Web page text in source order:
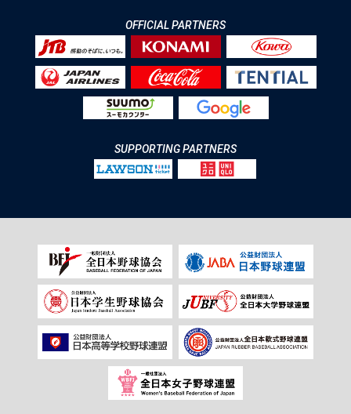
OFFICIAL PARTNERS
SUPPORTING PARTNERS